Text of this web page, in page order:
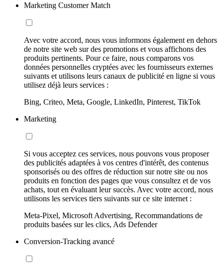
Marketing Customer Match
Avec votre accord, nous vous informons également en dehors
de notre site web sur des promotions et vous affichons des
produits pertinents. Pour ce faire, nous comparons vos
données personnelles cryptées avec les fournisseurs externes
suivants et utilisons leurs canaux de publicité en ligne si vous
utilisez déjà leurs services :
Bing, Criteo, Meta, Google, LinkedIn, Pinterest, TikTok
Marketing
Si vous acceptez ces services, nous pouvons vous proposer
des publicités adaptées à vos centres d'intérêt, des contenus
sponsorisés ou des offres de réduction sur notre site ou nos
produits en fonction des pages que vous consultez et de vos
achats, tout en évaluant leur succès. Avec votre accord, nous
utilisons les services tiers suivants sur ce site internet :
Meta-Pixel, Microsoft Advertising, Recommandations de
produits basées sur les clics, Ads Defender
Conversion-Tracking avancé